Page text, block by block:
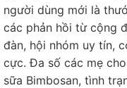
người dùng mới là
các phản hồi từ cộng
đàn, hội nhóm uy tín,
cực. Đa số các mẹ
sữa Bimbosan, tình